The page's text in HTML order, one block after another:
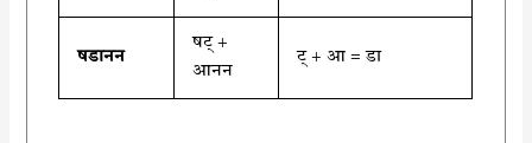
षडानन
षट् +
आनन
ट् + आ = डा